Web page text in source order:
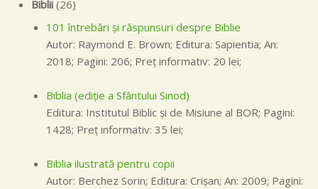
Biblii (26)
101 întrebări și răspunsuri despre Biblie
Autor: Raymond E. Brown; Editura: Sapientia; An:
2018; Pagini: 206; Preţ informativ: 20 lei;
Biblia (ediţie a Sfântului Sinod)
Editura: Institutul Biblic şi de Misiune al BOR; Pagini:
1428; Preţ informativ: 35 lei;
Biblia ilustrată pentru copii
Autor: Berchez Sorin; Editura: Crişan; An: 2009; Pagini: